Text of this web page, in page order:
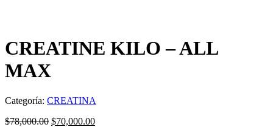
CREATINE KILO – ALL
MAX
Categoría: CREATINA
$78,000.00 $70,000.00